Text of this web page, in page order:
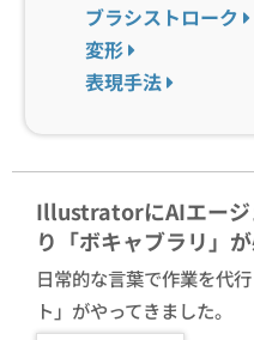
ブラシストローク
変形
表現手法
IllustratorにAIエージ
り「ボキャブラリ」
日常的な言葉で作業を代
ト」がやってきました。